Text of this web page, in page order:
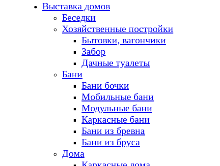
Выставка домов
Беседки
Хозяйственные постройки
Бытовки, вагончики
Забор
Дачные туалеты
Бани
Бани бочки
Мобильные бани
Модульные бани
Каркасные бани
Бани из бревна
Бани из бруса
Дома